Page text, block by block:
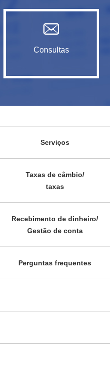
Consultas
Serviços
Taxas de câmbio/
taxas
Recebimento de dinheiro/
Gestão de conta
Perguntas frequentes